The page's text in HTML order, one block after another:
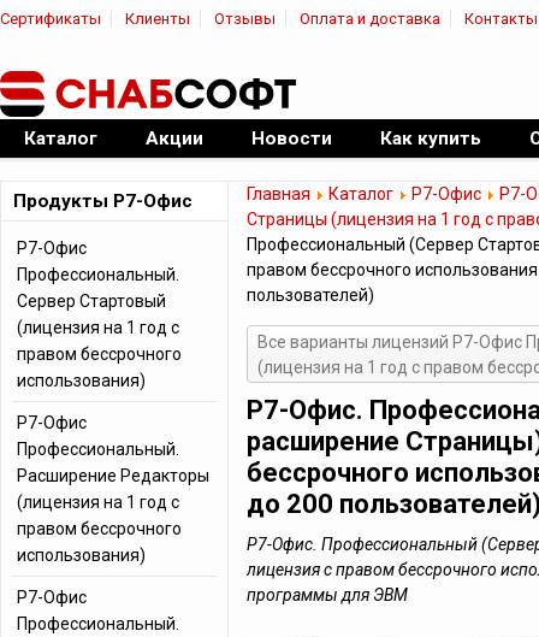
Сертификаты Клиенты Отзывы Оплата и доставка Контакты
Официальный дилер ПО
Каталог Акции Новости Как купить
Главная Каталог Р7-Офис
Р7-
Страницы (лицензия на 1 год с
Профессиональный (Сервер
правом бессрочного
пользователей)
Все варианты лицензий Р7-Офис
(лицензия на 1 год с правом
Р7-Офис.
расширение
бессрочного
до 200
Р7-Офис. Профессиональный
лицензия с правом бессрочного
программы для ЭВМ
Продукты Р7-Офис
Р7-Офис
Профессиональный.
Сервер Стартовый
(лицензия на 1 год с
правом бессрочного
использования)
Р7-Офис
Профессиональный.
Расширение Редакторы
(лицензия на 1 год с
правом бессрочного
использования)
Р7-Офис
Профессиональный.